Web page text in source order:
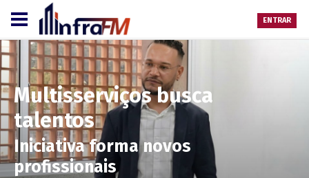
ENTRAR
Multisserviços busca
talentos
Iniciativa forma novos
profissionais